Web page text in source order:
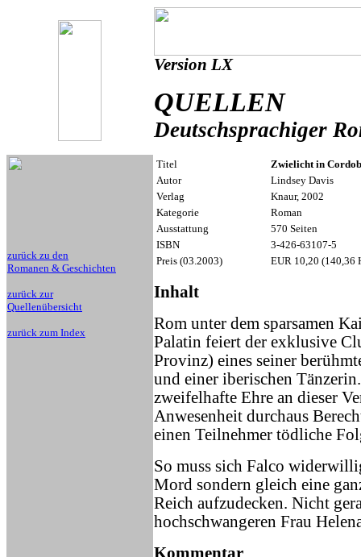
Version LX
QUELLEN
Deutschsprachiger
zurück zu den
Romanen & Geschichten
zurück zur
Quellenübersicht
zurück zum Index
Titel
Zwielicht in
Autor
Lindsey Davis
Verlag
Knaur, 2002
Kategorie
Roman
Ausstattung
570 Seiten
ISBN
3-426-63107-5
Preis (03.2003)
EUR 10,20 (140,36
Inhalt
Rom unter dem sparsamen
Palatin feiert der exklusive
Provinz) eines seiner
und einer iberischen
zweifelhafte Ehre an dieser
Anwesenheit durchaus
einen Teilnehmer tödliche
So muss sich Falco
Mord sondern gleich eine
Reich aufzudecken. Nicht
hochschwangeren Frau
Kommentar